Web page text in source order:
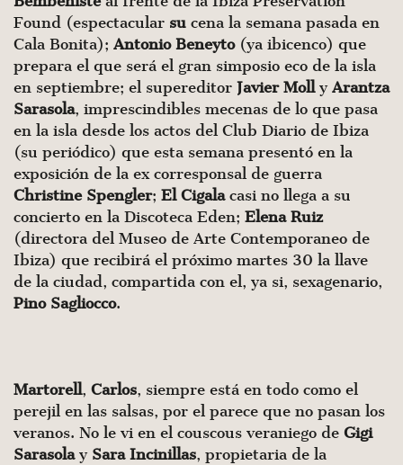
Found (espectacular su cena la semana pasada en
Cala Bonita); Antonio Beneyto(ya ibicenco) que
prepara el que será el gran simposio eco de la isla
en septiembre; el supereditor Javier MollyArantza
Sarasola, imprescindibles mecenas de lo que pasa
en la isla desde los actos del Club Diario de Ibiza
(su periódico) que esta semana presentó en la
exposición de la ex corresponsal de guerra
Christine Spengler; El Cigalacasi no llega a su
concierto en la Discoteca Eden; Elena Ruiz
(directora del Museo de Arte Contemporaneo de
Ibiza) que recibirá el próximo martes 30 la llave
de la ciudad, compartida con el, ya si, sexagenario,
Pino Sagliocco.
Martorell, Carlos, siempre está en todo como el
perejil en las salsas, por el parece que no pasan los
veranos. No le vi en el couscous veraniego de Gigi
Sarasolay Sara Incinillas, propietaria de la